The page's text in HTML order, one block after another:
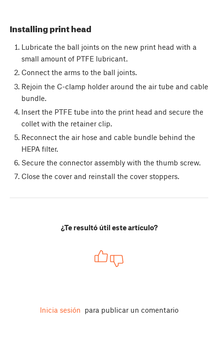
Installing print head
Lubricate the ball joints on the new print head with a
small amount of PTFE lubricant.
Connect the arms to the ball joints.
Rejoin the C-clamp holder around the air tube and cable
bundle.
Insert the PTFE tube into the print head and secure the
collet with the retainer clip.
Reconnect the air hose and cable bundle behind the
HEPA filter.
Secure the connector assembly with the thumb screw.
Close the cover and reinstall the cover stoppers.
¿Te resultó útil este artículo?
Inicia sesión para publicar un comentario